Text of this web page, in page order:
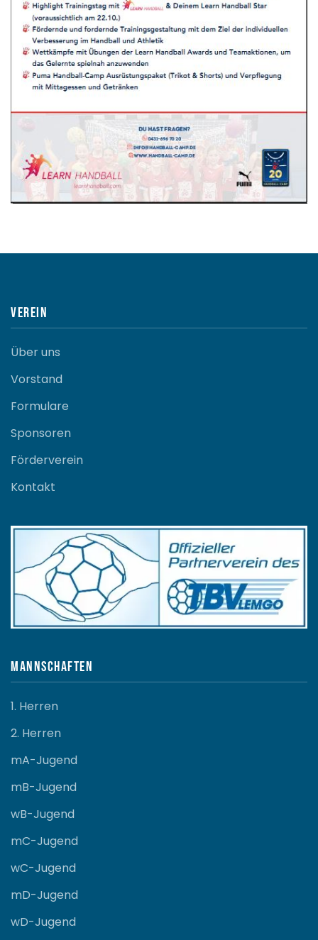
Verein
Über uns
Vorstand
Formulare
Sponsoren
Förderverein
Kontakt
Mannschaften
1. Herren
2. Herren
mA-Jugend
mB-Jugend
wB-Jugend
mC-Jugend
wC-Jugend
mD-Jugend
wD-Jugend